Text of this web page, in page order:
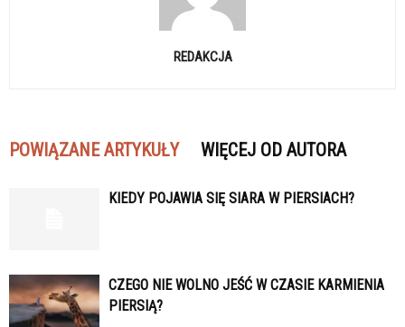
REDAKCJA
POWIĄZANE ARTYKUŁY WIĘCEJ OD AUTORA
KIEDY POJAWIA SIĘ SIARA W PIERSIACH?
CZEGO NIE WOLNO JEŚĆ W CZASIE KARMIENIA
PIERSIĄ?